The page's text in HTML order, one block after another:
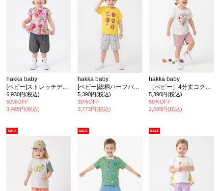
hakka baby
[ベビー]ストレッチデニムハーフパンツ
6,930円(税込)
50%OFF
3,465円(税込)
hakka baby
[ベビー]総柄ハーフパンツ
5,390円(税込)
30%OFF
3,773円(税込)
hakka baby
［ベビー］4分丈コクーンパンツ
5,390円(税込)
50%OFF
2,695円(税込)